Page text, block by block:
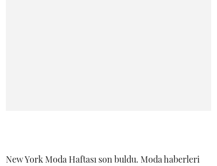
New York Moda Haftası son buldu. Moda haberleri